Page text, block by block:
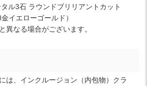
ル3石 ラウンドブリリアントカット
イエローゴールド）
異なる場合がございます。
は、インクルージョン（内包物）クラ